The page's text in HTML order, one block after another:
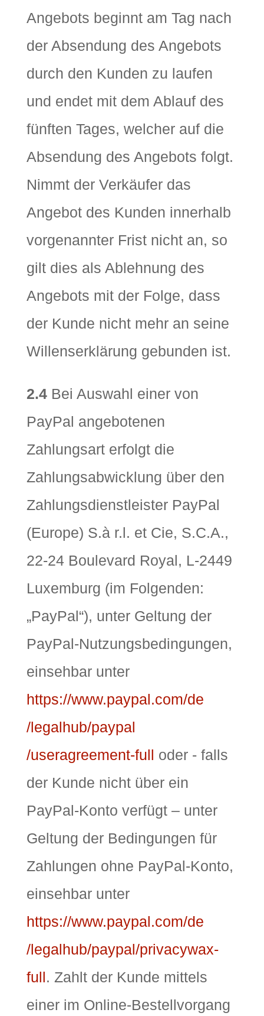
Angebots beginnt am Tag nach
der Absendung des Angebots
durch den Kunden zu laufen
und endet mit dem Ablauf des
fünften Tages, welcher auf die
Absendung des Angebots folgt.
Nimmt der Verkäufer das
Angebot des Kunden innerhalb
vorgenannter Frist nicht an, so
gilt dies als Ablehnung des
Angebots mit der Folge, dass
der Kunde nicht mehr an seine
Willenserklärung gebunden ist.
2.4Bei Auswahl einer von
PayPal angebotenen
Zahlungsart erfolgt die
Zahlungsabwicklung über den
Zahlungsdienstleister PayPal
(Europe) S.à r.l. et Cie, S.C.A.,
22-24 Boulevard Royal, L-2449
Luxemburg (im Folgenden:
„PayPal“), unter Geltung der
PayPal-Nutzungsbedingungen,
einsehbar unter
https://www.paypal.com/de
/legalhub/paypal
/useragreement-full oder - falls
der Kunde nicht über ein
PayPal-Konto verfügt – unter
Geltung der Bedingungen für
Zahlungen ohne PayPal-Konto,
einsehbar unter
https://www.paypal.com/de
/legalhub/paypal/privacywax-
full. Zahlt der Kunde mittels
einer im Online-Bestellvorgang